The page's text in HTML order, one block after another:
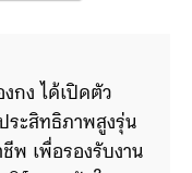
กง ได้เปิดตัว
ระสิทธิภาพสูงรุ่น
พ เพื่อรองรับงาน